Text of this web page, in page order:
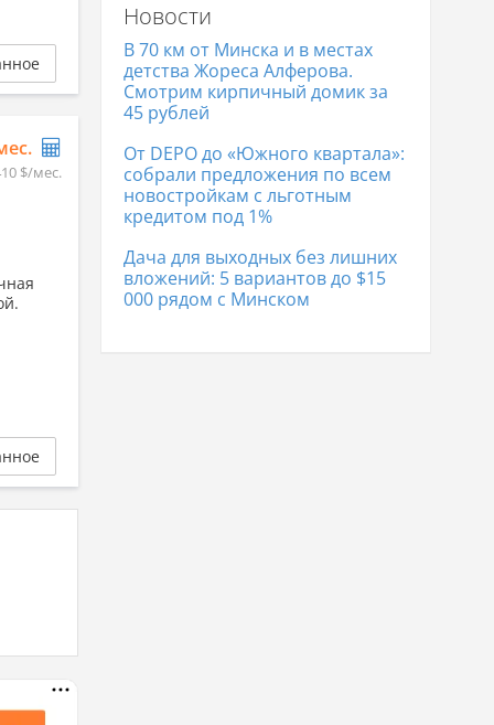
$/мес.
Квартиры в Гродно
Новости
В 70 км от Минска и в местах
детства Жореса Алферова.
Смотрим кирпичный домик за
45 рублей
От DEPO до «Южного квартала»:
собрали предложения по всем
новостройкам с льготным
кредитом под 1%
Дача для выходных без лишних
вложений: 5 вариантов до $15
000 рядом с Минском